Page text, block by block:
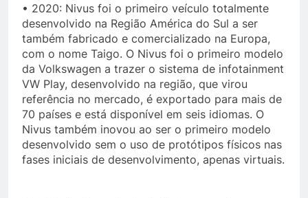
• 2020: Nivus foi o primeiro veículo totalmente
desenvolvido na Região América do Sul a ser
também fabricado e comercializado na Europa,
com o nome Taigo. O Nivus foi o primeiro modelo
da Volkswagen a trazer o sistema de infotainment
VW Play, desenvolvido na região, que virou
referência no mercado, é exportado para mais de
70 países e está disponível em seis idiomas. O
Nivus também inovou ao ser o primeiro modelo
desenvolvido sem o uso de protótipos físicos nas
fases iniciais de desenvolvimento, apenas virtuais.